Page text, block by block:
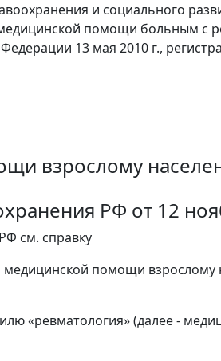
и социального
помощи больным с
13 мая 2010 г.,
взрослому
РФ от 12
см. справку
медицинской помощи
«ревматология» (далее -